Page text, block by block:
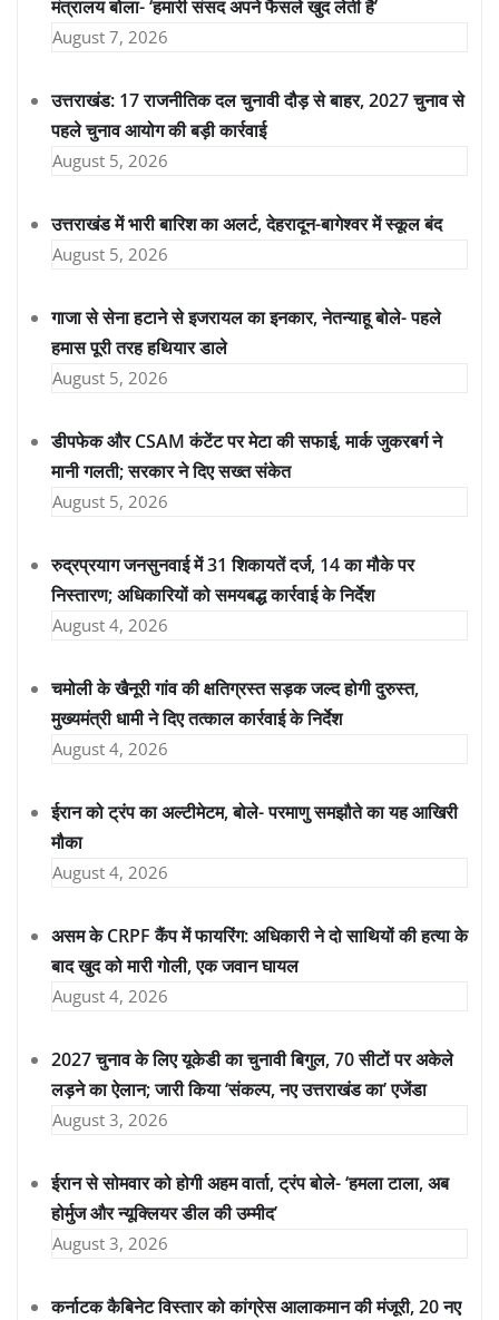
मंत्रालय बोला- ‘हमारी संसद अपने फैसले खुद लेती है’
August 7, 2026
उत्तराखंड: 17 राजनीतिक दल चुनावी दौड़ से बाहर, 2027 चुनाव से
पहले चुनाव आयोग की बड़ी कार्रवाई
August 5, 2026
उत्तराखंड में भारी बारिश का अलर्ट, देहरादून-बागेश्वर में स्कूल बंद
August 5, 2026
गाजा से सेना हटाने से इजरायल का इनकार, नेतन्याहू बोले- पहले
हमास पूरी तरह हथियार डाले
August 5, 2026
डीपफेक और CSAM कंटेंट पर मेटा की सफाई, मार्क जुकरबर्ग ने
मानी गलती; सरकार ने दिए सख्त संकेत
August 5, 2026
रुद्रप्रयाग जनसुनवाई में 31 शिकायतें दर्ज, 14 का मौके पर
निस्तारण; अधिकारियों को समयबद्ध कार्रवाई के निर्देश
August 4, 2026
चमोली के खैनूरी गांव की क्षतिग्रस्त सड़क जल्द होगी दुरुस्त,
मुख्यमंत्री धामी ने दिए तत्काल कार्रवाई के निर्देश
August 4, 2026
ईरान को ट्रंप का अल्टीमेटम, बोले- परमाणु समझौते का यह आखिरी
मौका
August 4, 2026
असम के CRPF कैंप में फायरिंग: अधिकारी ने दो साथियों की हत्या के
बाद खुद को मारी गोली, एक जवान घायल
August 4, 2026
2027 चुनाव के लिए यूकेडी का चुनावी बिगुल, 70 सीटों पर अकेले
लड़ने का ऐलान; जारी किया ‘संकल्प, नए उत्तराखंड का’ एजेंडा
August 3, 2026
ईरान से सोमवार को होगी अहम वार्ता, ट्रंप बोले- ‘हमला टाला, अब
होर्मुज और न्यूक्लियर डील की उम्मीद’
August 3, 2026
कर्नाटक कैबिनेट विस्तार को कांग्रेस आलाकमान की मंजूरी, 20 नए